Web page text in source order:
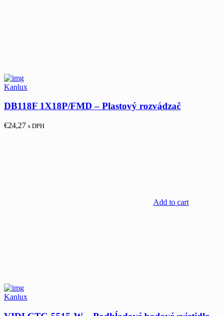
Kanlux
DB118F 1X18P/FMD – Plastový rozvádzač
€24,27 s DPH
Add to cart
Kanlux